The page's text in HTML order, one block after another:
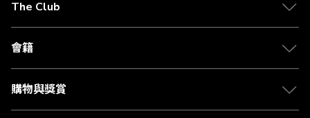
The Club
關於 The Club
合作夥伴
媒體中心
會籍
會籍及專屬禮遇
賺取積分
購物與獎賞
物流與配送